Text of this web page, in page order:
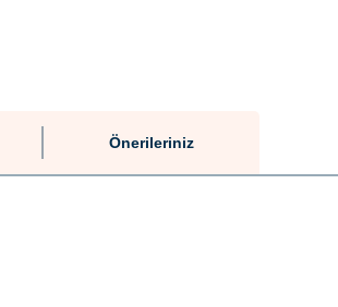
Önerileriniz